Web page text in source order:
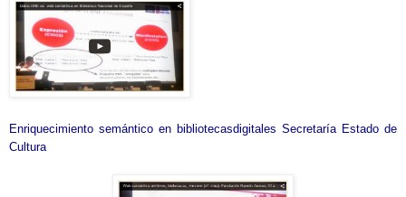
Enriquecimiento semántico en bibliotecasdigitales Secretaría Estado de
Cultura